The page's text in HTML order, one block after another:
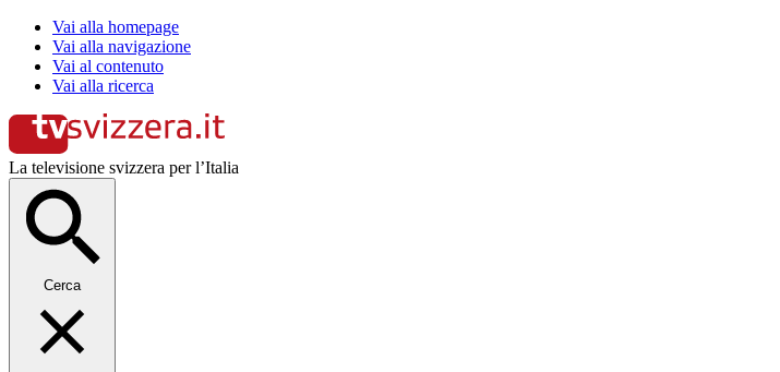
Vai alla homepage
Vai alla navigazione
Vai al contenuto
Vai alla ricerca
La televisione svizzera per l’Italia
Cerca